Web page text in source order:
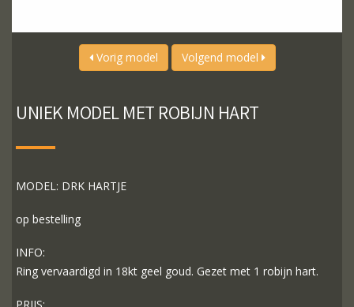
Vorig model Volgend model
UNIEK MODEL MET ROBIJN HART
MODEL: DRK HARTJE
op bestelling
INFO:
Ring vervaardigd in 18kt geel goud. Gezet met 1 robijn hart.